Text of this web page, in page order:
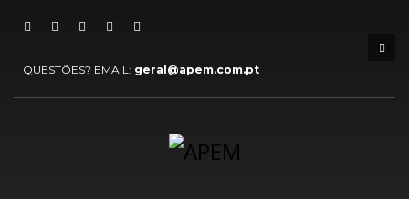
QUESTÕES? EMAIL: geral@apem.com.pt